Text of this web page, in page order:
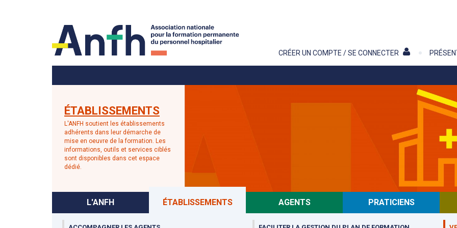
CRÉER UN COMPTE / SE CONNECTER
ÉTABLISSEMENTS
L'ANFH soutient les établissements
adhérents dans leur démarche de
mise en oeuvre de la formation. Les
informations, outils et services ciblés
sont disponibles dans cet espace
dédié.
L'ANFH ÉTABLISSEMENTS AGENTS PRATICIENS